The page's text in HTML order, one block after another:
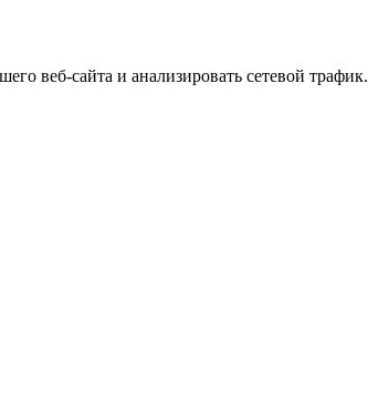
веб-сайта и анализировать сетевой трафик.